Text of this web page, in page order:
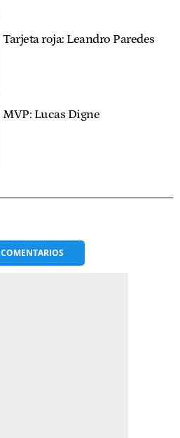
Tarjeta roja: Leandro Paredes
MVP: Lucas Digne
COMENTARIOS